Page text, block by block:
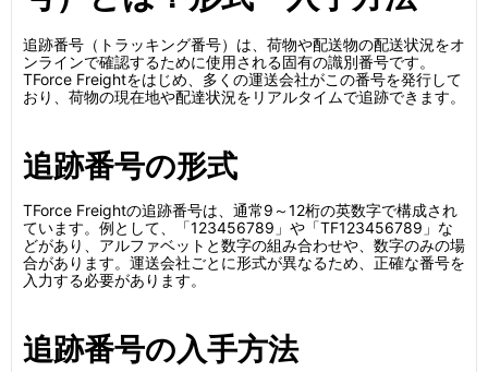
追跡番号（トラッキング番号）は、荷物や配送物の配送状況をオ
ンラインで確認するために使用される固有の識別番号です。
TForce Freightをはじめ、多くの運送会社がこの番号を発行して
おり、荷物の現在地や配達状況をリアルタイムで追跡できます。
追跡番号の形式
TForce Freightの追跡番号は、通常9～12桁の英数字で構成され
ています。例として、「123456789」や「TF123456789」な
どがあり、アルファベットと数字の組み合わせや、数字のみの場
合があります。運送会社ごとに形式が異なるため、正確な番号を
入力する必要があります。
追跡番号の入手方法